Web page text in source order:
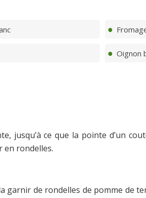
Oignon
jusqu’à ce que la pointe d’un
en rondelles.
de rondelles de pomme de